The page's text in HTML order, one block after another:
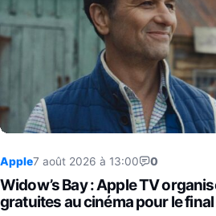
Apple7 août 2026 à 13:00 0
Widow’s Bay : Apple TV
gratuites au cinéma pour le final